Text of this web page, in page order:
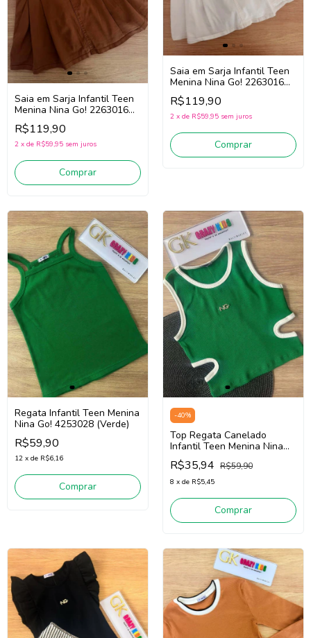
Saia em Sarja Infantil Teen
Menina Nina Go! 2263016
(Marrom)
R$119,90
2 x de R$59,95 sem juros
Comprar
Saia em Sarja Infantil Teen
Menina Nina Go! 2263016
(Off White)
R$119,90
2 x de R$59,95 sem juros
Comprar
Regata Infantil Teen Menina
Nina Go! 4253028 (Verde)
R$59,90
12 x de R$6,16
Comprar
-40%
Top Regata Canelado
Infantil Teen Menina Nina
Go! 2253001 (Verde)
R$35,94 R$59,90
8 x de R$5,45
Comprar